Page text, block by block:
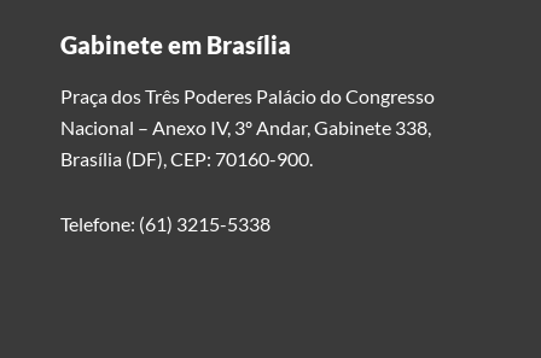
Gabinete em Brasília
Praça dos Três Poderes Palácio do Congresso
Nacional – Anexo IV, 3º Andar, Gabinete 338,
Brasília (DF), CEP: 70160-900.
Telefone: (61) 3215-5338